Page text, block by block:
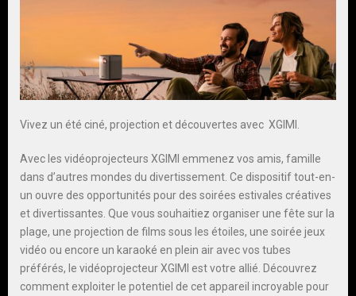
Vivez un été ciné, projection et découvertes avec XGIMI.
Avec les vidéoprojecteurs XGIMI emmenez vos amis, famille
dans d’autres mondes du divertissement. Ce dispositif tout-en-
un ouvre des opportunités pour des soirées estivales créatives
et divertissantes. Que vous souhaitiez organiser une fête sur la
plage, une projection de films sous les étoiles, une soirée jeux
vidéo ou encore un karaoké en plein air avec vos tubes
préférés, le vidéoprojecteur XGIMI est votre allié. Découvrez
comment exploiter le potentiel de cet appareil incroyable pour